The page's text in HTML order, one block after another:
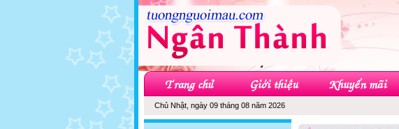
Chủ Nhật, ngày 09 tháng 08 năm 2026